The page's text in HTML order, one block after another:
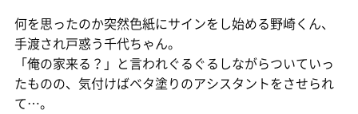
何を思ったのか突然色紙にサインをし始める野崎くん、
手渡され戸惑う千代ちゃん。
「俺の家来る？」と言われぐるぐるしながらついていっ
たものの、気付けばベタ塗りのアシスタントをさせられ
て…。